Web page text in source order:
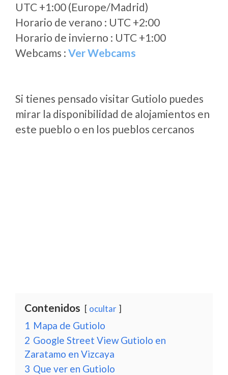
UTC +1:00 (Europe/Madrid)
Horario de verano : UTC +2:00
Horario de invierno : UTC +1:00
Webcams : Ver Webcams
Si tienes pensado visitar Gutiolo puedes
mirar la disponibilidad de alojamientos en
este pueblo o en los pueblos cercanos
Contenidos ocultar
1 Mapa de Gutiolo
2 Google Street View Gutiolo en
Zaratamo en Vizcaya
3 Que ver en Gutiolo